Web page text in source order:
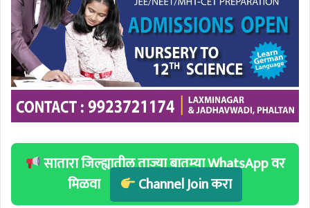
सातारा जिल्ह्यातील ताज्या बातम्या WhatsApp वर
मिळवा
Channel Join करा